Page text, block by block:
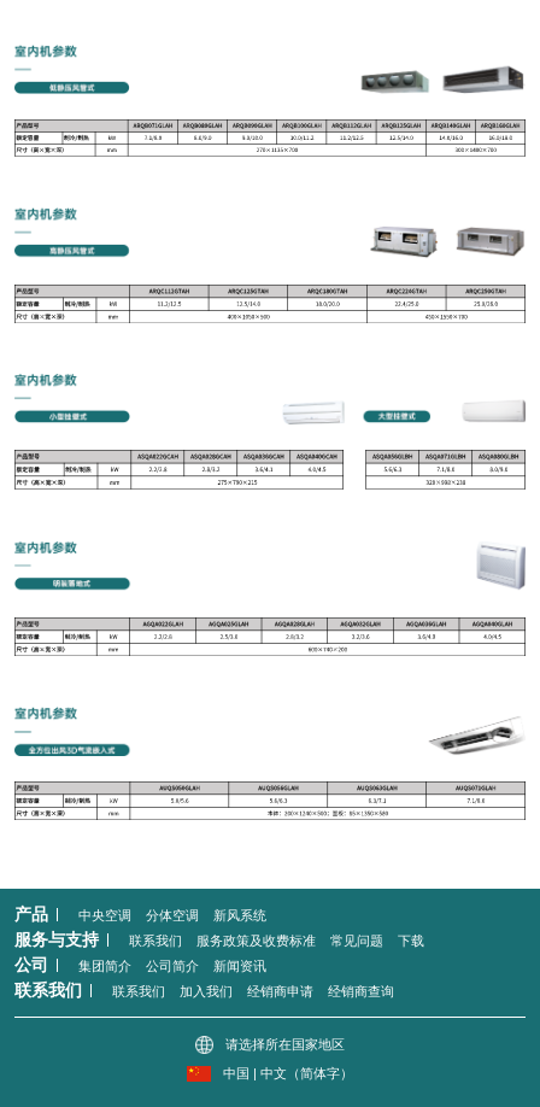
产品 中央空调 分体空调 新风系统
服务与支持 联系我们 服务政策及收费标准 常见问题 下载
公司 集团简介 公司简介 新闻资讯
联系我们 联系我们 加入我们 经销商申请 经销商查询
请选择所在国家地区
中国 | 中文（简体字）